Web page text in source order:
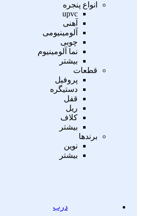
انواع پنجره
upvc
آهنی
آلومینیومی
چوبی
نما آلومینیوم
بیشتر
قطعات
پروفیل
دستیگره
قفل
ریل
کلاف
بیشتر
برندها
نوین
بیشتر
درب